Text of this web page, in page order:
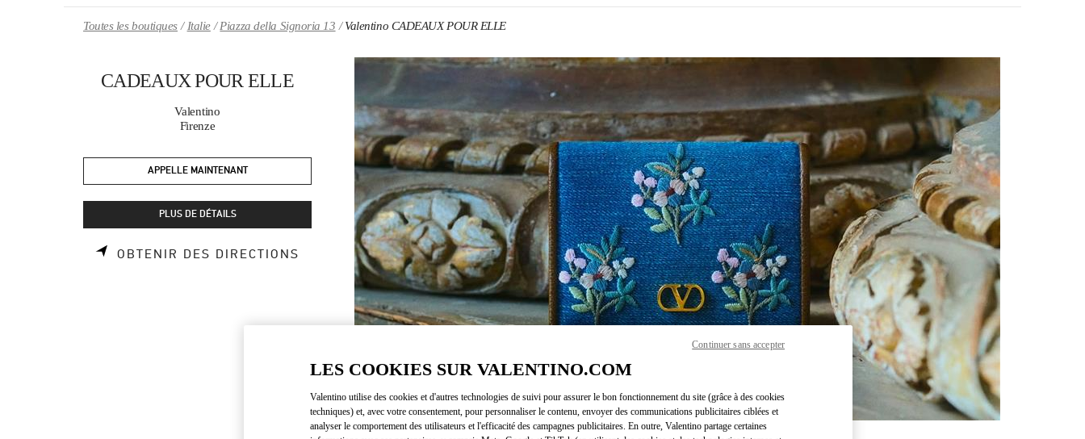
Toutes les boutiques Italie Piazza della Signoria 13 Valentino CADEAUX POUR ELLE
CADEAUX POUR ELLE
Valentino
Firenze
APPELLE MAINTENANT
PLUS DE DÉTAILS
OBTENIR DES DIRECTIONS LINK OPENS IN NEW TAB
Link Opens in New Tab
LES COOKIES SUR VALENTINO.COM
Valentino utilise des cookies et d'autres technologies de suivi pour assurer le bon fonctionnement du site (grâce à des cookies
techniques) et, avec votre consentement, pour personnaliser le contenu, envoyer des communications publicitaires ciblées et
analyser le comportement des utilisateurs et l'efficacité des campagnes publicitaires. En outre, Valentino partage certaines
Continuer sans accepter